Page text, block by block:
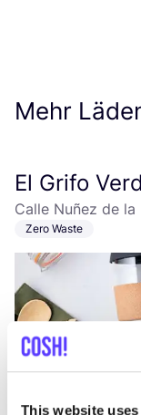
This website
Mehr
El Grifo
Calle Nuñez de la
Zero Waste